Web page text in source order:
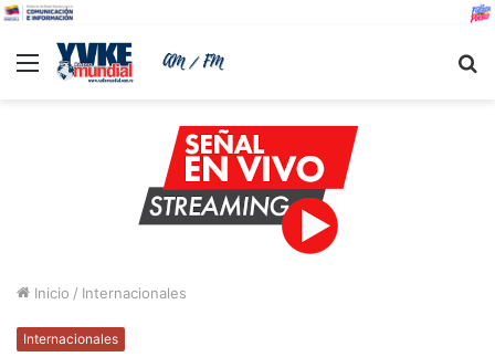
Menu
Inicio / Internacionales
Internacionales